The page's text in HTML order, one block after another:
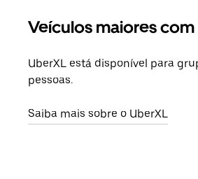
Veículos maiores
UberXL está disponível para
pessoas.
Saiba mais sobre o UberXL